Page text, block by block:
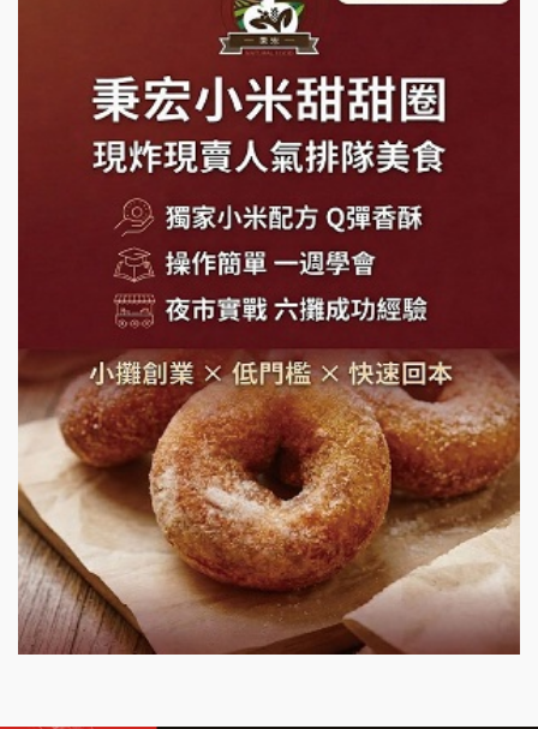
莫尼早餐Morni加盟說明會
手作功夫茶加盟說明會
SHARE TEA歇腳亭加盟說明會
潮味決-湯滷專門店加盟說明會
鬍子茶加盟說明會
鮮茶道加盟說明會
微風亭鐵板燒加盟說明會
漫步藍咖啡加盟說明會
明石章魚燒加盟說明會
出櫃加盟說明會
千香漢堡加盟說明會